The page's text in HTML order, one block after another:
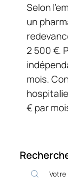
Selon
un
2 500 €.
mois.
€ par